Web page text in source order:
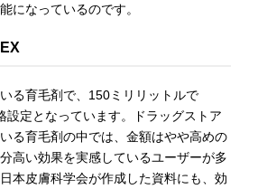
になっているのです。
る育毛剤で、150ミリリットルで
設定となっています。ドラッグストア
る育毛剤の中では、金額はやや高めの
高い効果を実感しているユーザーが多
本皮膚科学会が作成した資料にも、効